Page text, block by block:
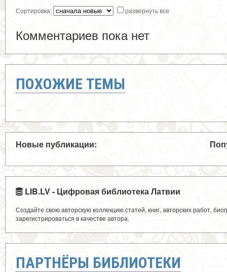
Сортировка: развернуть все
Комментариев пока нет
ПОХОЖИЕ ТЕМЫ
Новые публикации:
LIB.LV - Цифровая библиотека Латвии
Создайте свою авторскую коллекцию статей, книг, авторских работ,
зарегистрироваться в качестве автора.
ПАРТНЁРЫ БИБЛИОТЕКИ